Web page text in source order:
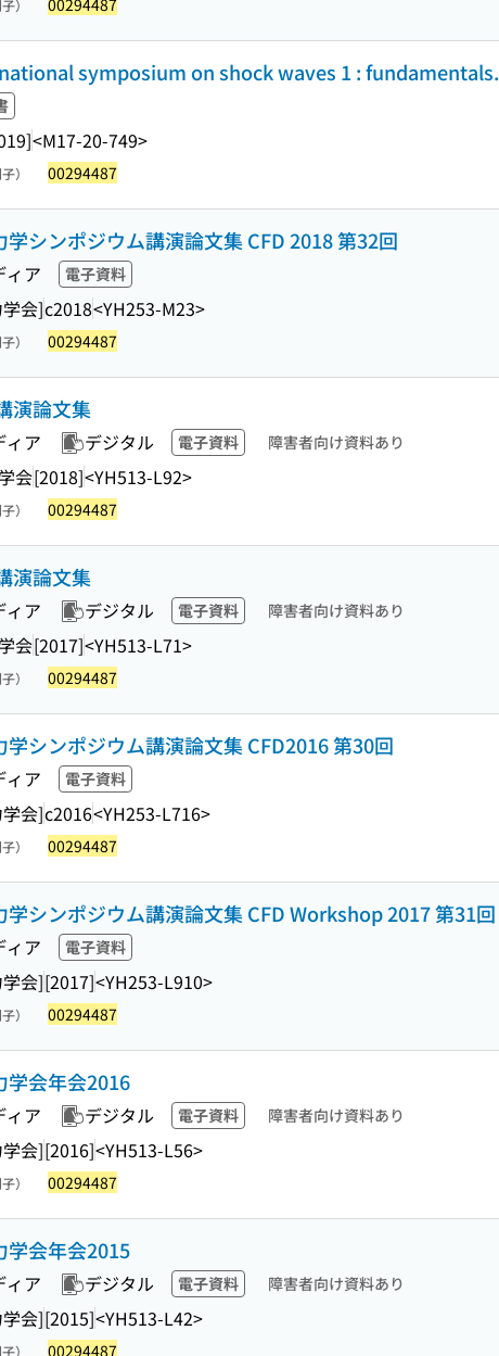
） 00294487
symposium on shock waves 1 : fundamentals.
<M17-20-749>
） 00294487
学シンポジウム講演論文集 CFD 2018 第32回
ィア 電子資料
会]c2018<YH253-M23>
） 00294487
演論文集
ィア デジタル 電子資料 障害者向け資料あり
会[2018]<YH513-L92>
） 00294487
演論文集
ィア デジタル 電子資料 障害者向け資料あり
会[2017]<YH513-L71>
） 00294487
学シンポジウム講演論文集 CFD2016 第30回
ィア 電子資料
会]c2016<YH253-L716>
） 00294487
学シンポジウム講演論文集 CFD Workshop 2017 第31回
ィア 電子資料
会][2017]<YH253-L910>
） 00294487
学会年会2016
ィア デジタル 電子資料 障害者向け資料あり
会][2016]<YH513-L56>
） 00294487
学会年会2015
ィア デジタル 電子資料 障害者向け資料あり
会][2015]<YH513-L42>
） 00294487